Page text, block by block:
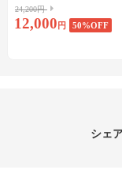
24,200円
12,000 円 50%OFF
シェ